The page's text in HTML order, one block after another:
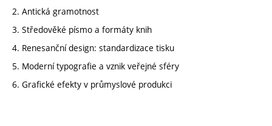
2. Antická gramotnost
3. Středověké písmo a formáty knih
4. Renesanční design: standardizace tisku
5. Moderní typografie a vznik veřejné sféry
6. Grafické efekty v průmyslové produkci